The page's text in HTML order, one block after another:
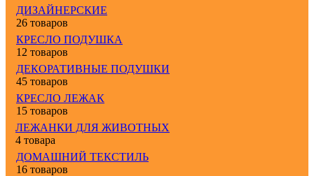
ДИЗАЙНЕРСКИЕ
26 товаров
КРЕСЛО ПОДУШКА
12 товаров
ДЕКОРАТИВНЫЕ ПОДУШКИ
45 товаров
КРЕСЛО ЛЕЖАК
15 товаров
ЛЕЖАНКИ ДЛЯ ЖИВОТНЫХ
4 товара
ДОМАШНИЙ ТЕКСТИЛЬ
16 товаров